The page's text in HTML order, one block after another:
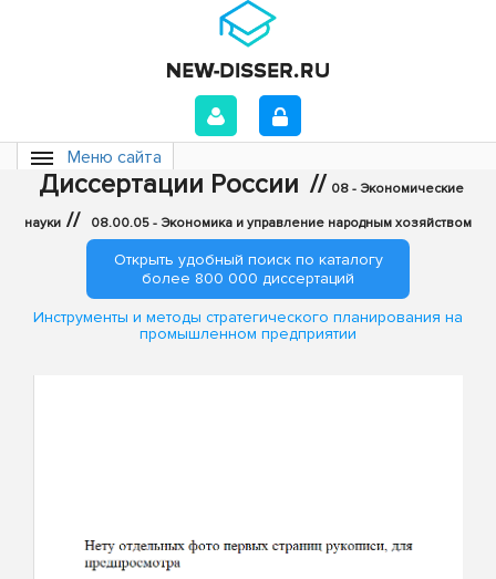
Меню сайта
Диссертации России // 08 - Экономические
науки // 08.00.05 - Экономика и управление народным хозяйством
Открыть удобный поиск по каталогу
более 800 000 диссертаций
Инструменты и методы стратегического планирования на
промышленном предприятии